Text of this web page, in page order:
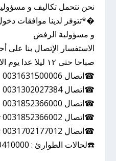
نحن نتحمل تكاليف و
�*تتوفر لدينا موافقات
و مسؤولية الرفض
صباحا حتى ١٢ ليلا عدا يوم الاحد
☎اتصال 0031631500006
☎اتصال 0031302027384
☎اتصال 0031852366000
☎اتصال 0031852366002 تحويلة 206
☎اتصال 0031702177012 تحويلة 207
☎️لحالات الطوارئ : 0031650410000